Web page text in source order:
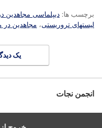
برچسب ها: دیپلماسی مجاهدین
لیستهای تروریستی، مجاهدین در
یک
انجمن نجات